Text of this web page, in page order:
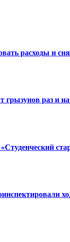
расходы и
грызунов раз и